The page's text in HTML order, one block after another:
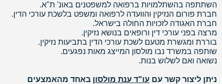
השתתפה בהשתלמויות ברפואה למשפטנים באונ' ת"א.
חברת פורום הנזיקין והוועדה לרפואה ומשפט בלשכת עורכי הדין.
חברת האגודה לזכויות החולה בישראל.
מרצה בפני עורכי דין ורופאים בנושא נזיקין.
בוררת ומגשרת מטעם לשכת עורכי הדין בתביעות נזיקין.
שותפה במשרד נבו מולסון המייצג מאות נפגעים.
נשואה ואם לשלוש בנות.
ניתן ליצור קשר עם עו"ד ענת מולסון באחד מהאמצעים